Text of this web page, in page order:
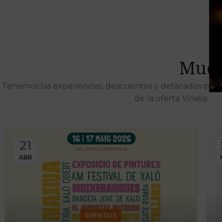
Tenemos las experiencias, descuentos y detacados
de la oferta Vinalia
21
ABR
EVENTOS